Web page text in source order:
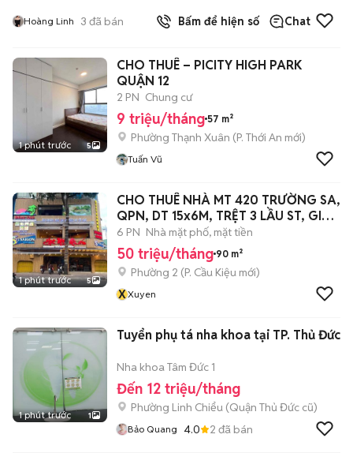
Hoàng Linh 3 đã bán Bấm để hiện số Chat
1 phút trước 5
CHO THUÊ – PICITY HIGH PARK
QUẬN 12
2 PN Chung cư
9 triệu/tháng 57 m²
Phường Thạnh Xuân (P. Thới An mới)
Tuấn Vũ
1 phút trước 5
CHO THUÊ NHÀ MT 420 TRƯỜNG SA,
QPN, DT 15x6M, TRỆT 3 LẦU ST, GIÁ
50TR
6 PN Nhà mặt phố, mặt tiền
50 triệu/tháng 90 m²
Phường 2 (P. Cầu Kiệu mới)
XXuyen
1 phút trước 1
Tuyển phụ tá nha khoa tại TP. Thủ Đức
Nha khoa Tâm Đức 1
Đến 12 triệu/tháng
Phường Linh Chiểu (Quận Thủ Đức cũ)
Bảo Quang 4.0 2 đã bán